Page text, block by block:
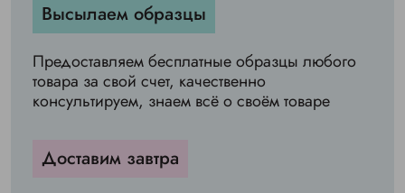
Высылаем образцы
Предоставляем бесплатные образцы любого
товара за свой счет, качественно
консультируем, знаем всё о своём товаре
Доставим завтра